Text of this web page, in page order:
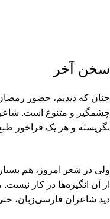
سخن آخر
چنان که دیدیم، حضور
چشمگیر و متنوع است.
نگریسته و هر یک فراخور
ولى در شعر امروز، هم
از آن انگیزه‏‌ها در کار
دید شاعران فارسى‏‌زبان،